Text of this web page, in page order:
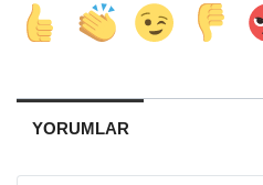
YORUMLAR